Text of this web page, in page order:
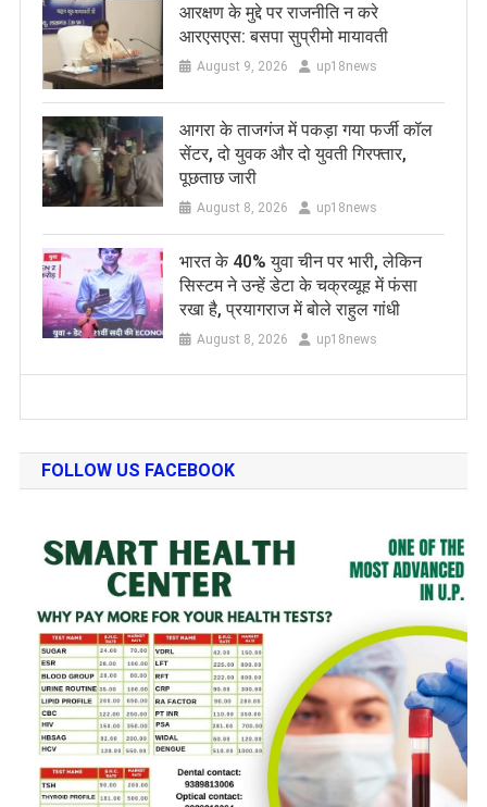
आरक्षण के मुद्दे पर राजनीति न करे
आरएसएस: बसपा सुप्रीमो मायावती
August 9, 2026 up18news
आगरा के ताजगंज में पकड़ा गया फर्जी कॉल
सेंटर, दो युवक और दो युवती गिरफ्तार,
पूछताछ जारी
August 8, 2026 up18news
भारत के 40% युवा चीन पर भारी, लेकिन
सिस्टम ने उन्हें डेटा के चक्रव्यूह में फंसा
रखा है, प्रयागराज में बोले राहुल गांधी
August 8, 2026 up18news
FOLLOW US FACEBOOK